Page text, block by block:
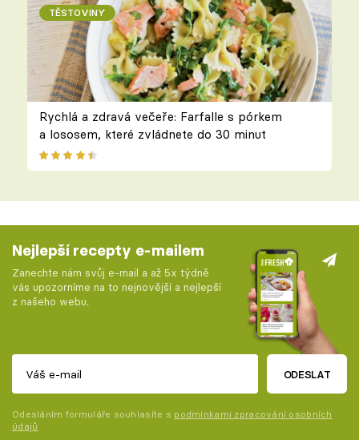
TĚSTOVINY
Rychlá a zdravá večeře: Farfalle s pórkem
a lososem, které zvládnete do 30 minut
Nejlepší recepty e-mailem
Zanechte nám svůj e-mail a až 5x týdně
vás upozorníme na to nejnovější a nejlepší
z našeho webu.
ODESLAT
Odesláním formuláře souhlasíte s podmínkami zpracování osobních
údajů